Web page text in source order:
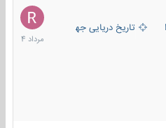
تاریخ دریایی جهان
16
مرداد
1404